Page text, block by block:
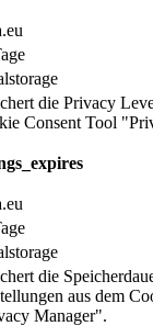
die Privacy
Consent Tool
die
aus dem
Manager".